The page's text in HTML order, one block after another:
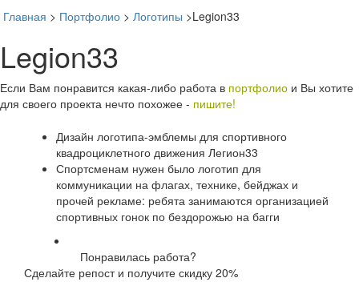
Главная > Портфолио > Логотипы >Legion33
Legion33
Если Вам понравится какая-либо работа в портфолио и Вы хотите
для своего проекта нечто похожее - пишите!
Дизайн логотипа-эмблемы для спортивного
квадроциклетного движения Легион33
Спортсменам нужен было логотип для
коммуникации на флагах, технике, бейджах и
прочей рекламе: ребята занимаются организацией
спортивных гонок по бездорожью на багги
Понравилась работа?
Сделайте репост и получите скидку 20%